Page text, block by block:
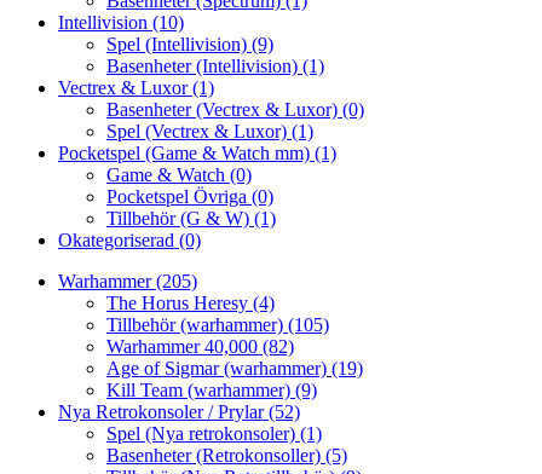
Intellivision (10)
Spel (Intellivision) (9)
Basenheter (Intellivision) (1)
Vectrex & Luxor(1)
Basenheter (Vectrex & Luxor) (0)
Spel (Vectrex & Luxor) (1)
Pocketspel (Game & Watch mm) (1)
Game & Watch (0)
Pocketspel Övriga (0)
Tillbehör (G & W) (1)
Okategoriserad (0)
Warhammer(205)
The Horus Heresy (4)
Tillbehör (warhammer) (105)
Warhammer 40,000 (82)
Age of Sigmar (warhammer) (19)
Kill Team (warhammer) (9)
Nya Retrokonsoler / Prylar(52)
Spel (Nya retrokonsoler) (1)
Basenheter (Retrokonsoller) (5)